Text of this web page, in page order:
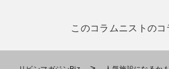
このコラムニストの